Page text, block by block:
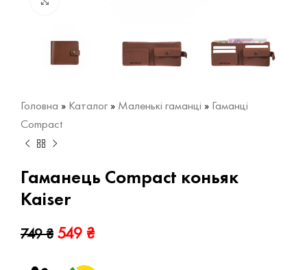
Головна » Каталог » Маленькі гаманці » Гаманці
Compact
Гаманець Compact коньяк
Kaiser
749₴ 549 ₴